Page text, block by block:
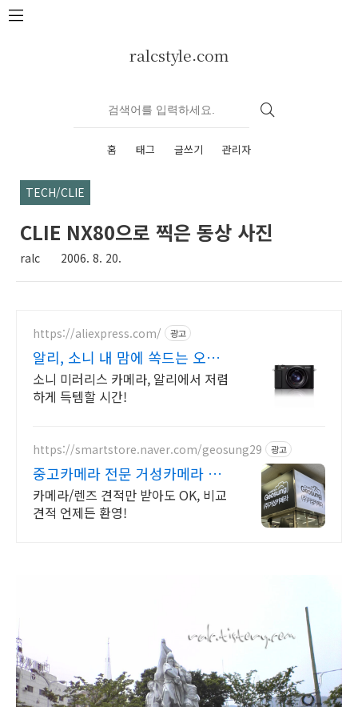
본문 바로가기
ralcstyle.com
홈 태그 글쓰기 관리자
TECH/CLIE
CLIE NX80으로 찍은 동상 사진
ralc 2006. 8. 20.
https://aliexpress.com/ 광고
알리, 소니 내 맘에 쏙드는 오늘
의 특가
소니 미러리스 카메라, 알리에서 저렴
하게 득템할 시간!
https://smartstore.naver.com/geosung29 광고
중고카메라 전문 거성카메라 재
구매율 높은 매장!
카메라/렌즈 견적만 받아도 OK, 비교
견적 언제든 환영!